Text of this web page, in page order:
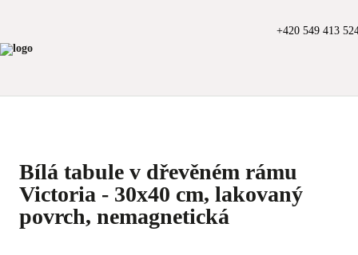
+420 549 413
Bílá tabule v dřevěném rámu
Victoria - 30x40 cm, lakovaný
povrch, nemagnetická